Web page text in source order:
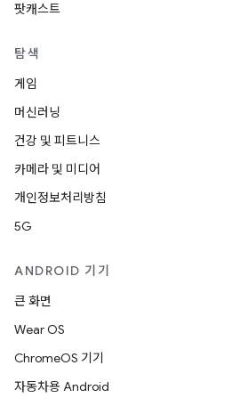
팟캐스트
탐색
게임
머신러닝
건강 및 피트니스
카메라 및 미디어
개인정보처리방침
5G
ANDROID 기기
큰 화면
Wear OS
ChromeOS 기기
자동차용 Android